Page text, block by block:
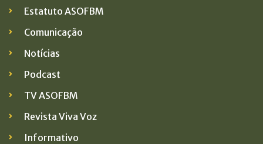
Estatuto ASOFBM
Comunicação
Notícias
Podcast
TV ASOFBM
Revista Viva Voz
Informativo